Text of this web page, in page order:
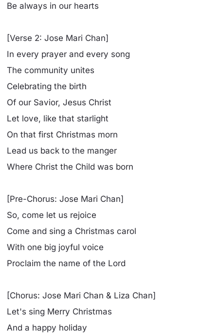
Be always in our hearts
[Verse 2: Jose Mari Chan]
In every prayer and every song
The community unites
Celebrating the birth
Of our Savior, Jesus Christ
Let love, like that starlight
On that first Christmas morn
Lead us back to the manger
Where Christ the Child was born
[Pre-Chorus: Jose Mari Chan]
So, come let us rejoice
Come and sing a Christmas carol
With one big joyful voice
Proclaim the name of the Lord
[Chorus: Jose Mari Chan & Liza Chan]
Let's sing Merry Christmas
And a happy holiday